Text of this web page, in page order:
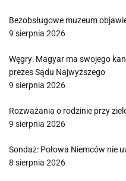
Bezobsługowe muzeum
9 sierpnia 2026
Węgry: Magyar ma swojego
prezes Sądu Najwyższego
9 sierpnia 2026
Rozważania o rodzinie przy
9 sierpnia 2026
Sondaż: Połowa Niemców nie
8 sierpnia 2026